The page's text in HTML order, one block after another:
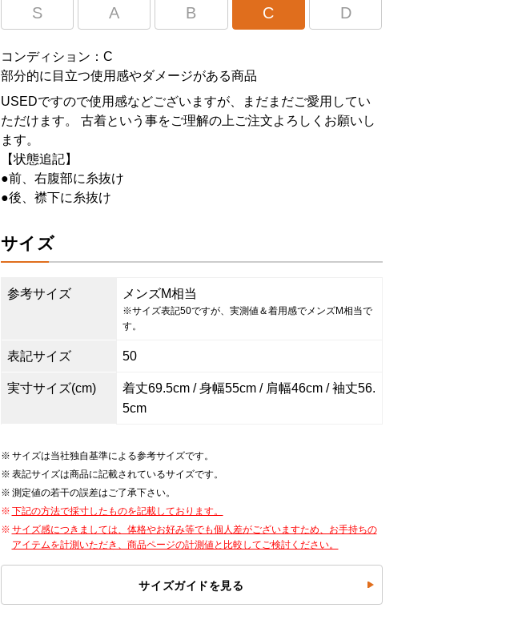
S A B C D
コンディション：C
部分的に目立つ使用感やダメージがある商品
USEDですので使用感などございますが、まだまだご愛用してい
ただけます。 古着という事をご理解の上ご注文よろしくお願いし
ます。
【状態追記】
●前、右腹部に糸抜け
●後、襟下に糸抜け
サイズ
参考サイズ メンズM相当
※サイズ表記50ですが、実測値＆着用感でメンズM相当で
す。
表記サイズ 50
実寸サイズ(cm)
着丈69.5cm / 身幅55cm / 肩幅46cm / 袖丈56.
5cm
サイズは当社独自基準による参考サイズです。
表記サイズは商品に記載されているサイズです。
測定値の若干の誤差はご了承下さい。
下記の方法で採寸したものを記載しております。
サイズ感につきましては、体格やお好み等でも個人差がございますため、お手持ちの
アイテムを計測いただき、商品ページの計測値と比較してご検討ください。
サイズガイドを見る